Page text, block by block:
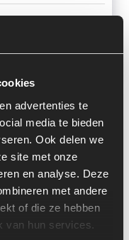
advertenties te
media te bieden
Ook delen we
site met onze
en analyse. Deze
met andere
of die ze hebben
van hun services.
00D0
Zeppelin ZL 100
Nederland